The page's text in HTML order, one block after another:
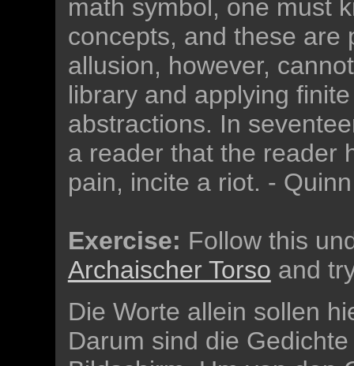
math symbol, one must
concepts, and these are
allusion, however,
library and applying
abstractions. In
a reader that the reader
pain, incite a riot. -
Exercise: Follow this
Archaischer Torso and
Die Worte allein sollen
Darum sind die